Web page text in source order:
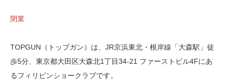
閉業
TOPGUN（トップガン）は、JR京浜東北・根岸線「大森駅」徒
歩5分、 東京都大田区大森北1丁目34-21 ファーストビル4Fにあ
るフィリピンショークラブです。